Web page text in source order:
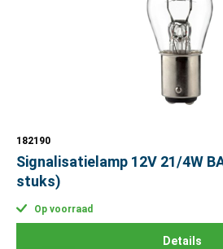
182190
Signalisatielamp 12V 21/4W
stuks)
Op voorraad
Details